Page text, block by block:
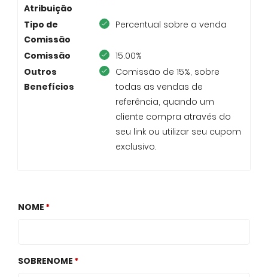
Atribuição
Tipo de
Comissão
Percentual sobre a venda
Comissão
15.00%
Outros
Benefícios
Comissão de 15%, sobre
todas as vendas de
referência, quando um
cliente compra através do
seu link ou utilizar seu cupom
exclusivo.
NOME
SOBRENOME